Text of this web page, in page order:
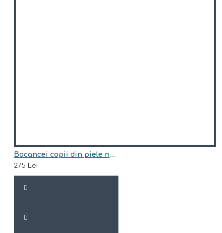
Bocancei copii din piele naturala model HUNTER
275 Lei